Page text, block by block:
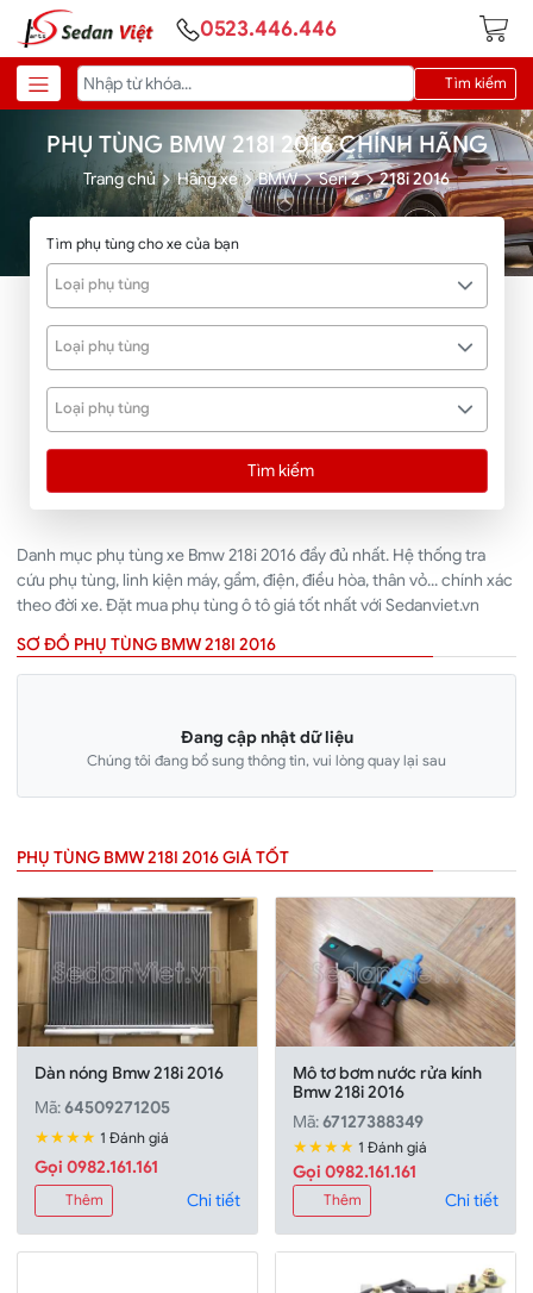
0523.446.446
Tìm kiếm
PHỤ TÙNG BMW 218I 2016 CHÍNH HÃNG
Trang chủ Hãng xe BMW Seri 2 218i 2016
Tìm phụ tùng cho xe của bạn
Loại phụ tùng
Loại phụ tùng
Loại phụ tùng
Tìm kiếm
Danh mục phụ tùng xe Bmw 218i 2016 đầy đủ nhất. Hệ thống tra
cứu phụ tùng, linh kiện máy, gầm, điện, điều hòa, thân vỏ... chính xác
theo đời xe. Đặt mua phụ tùng ô tô giá tốt nhất với Sedanviet.vn
SƠ ĐỒ PHỤ TÙNG BMW 218I 2016
Đang cập nhật dữ liệu
Chúng tôi đang bổ sung thông tin, vui lòng quay lại sau
PHỤ TÙNG BMW 218I 2016 GIÁ TỐT
Dàn nóng Bmw 218i 2016
Mã:64509271205
★★★★ 1 Đánh giá
Gọi 0982.161.161
Thêm Chi tiết
Mô tơ bơm nước rửa kính
Bmw 218i 2016
Mã:67127388349
★★★★ 1 Đánh giá
Gọi 0982.161.161
Thêm Chi tiết